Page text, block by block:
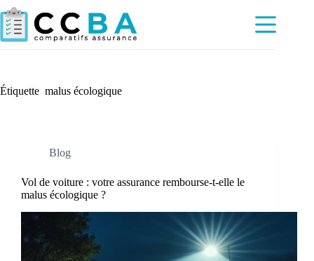
Passer
au
contenu
Étiquette malus écologique
Blog
Vol de voiture : votre assurance rembourse-t-elle le
malus écologique ?